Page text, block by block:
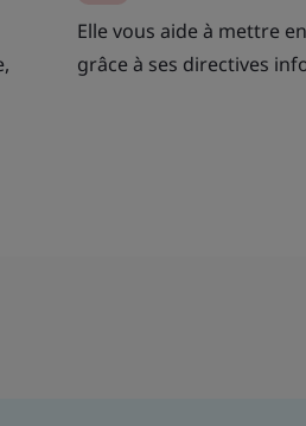
Elle vous aide à mettre
grâce à ses directives